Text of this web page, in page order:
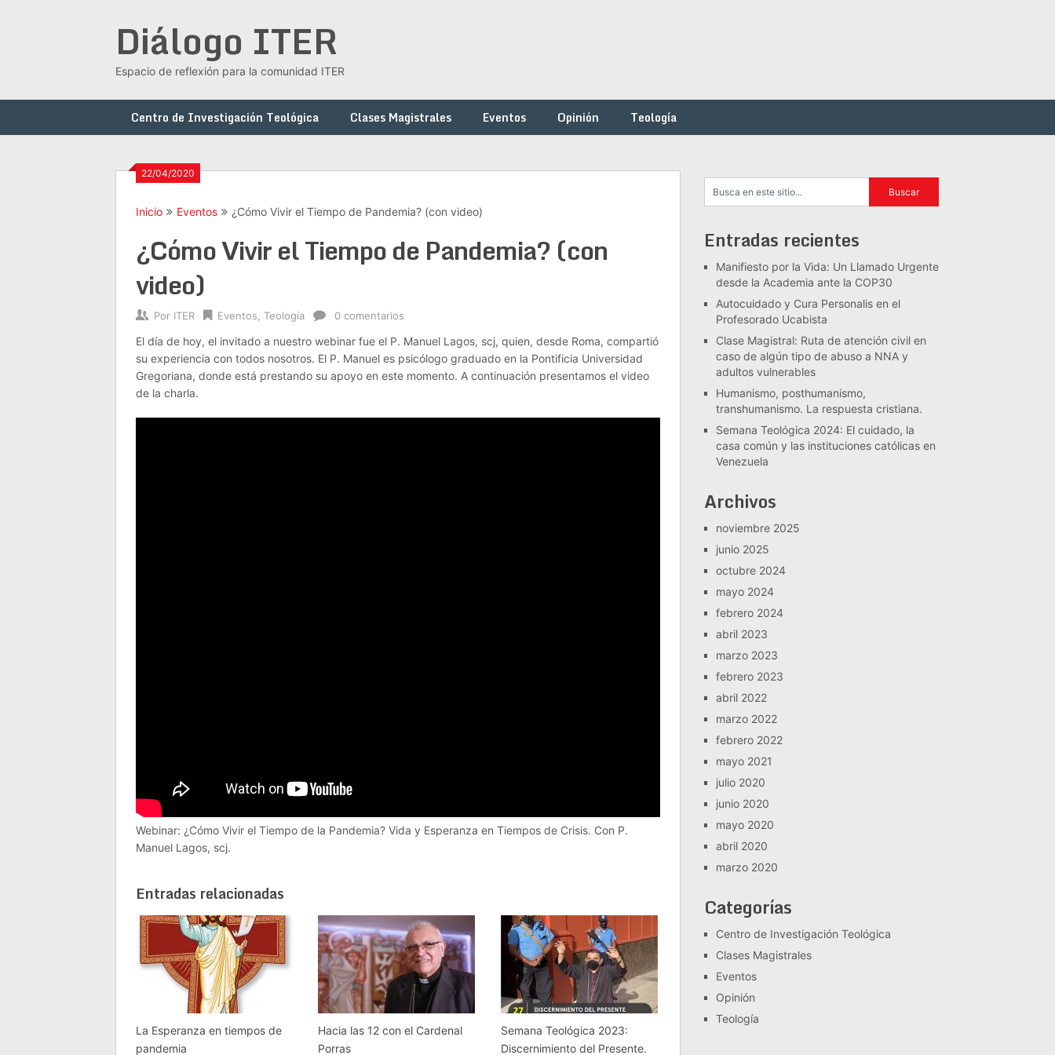
Diálogo ITER
Espacio de reflexión para la comunidad ITER
Centro de Investigación Teológica Clases Magistrales Eventos Opinión Teología
22/04/2020
Inicio Eventos ¿Cómo Vivir el Tiempo de Pandemia? (con video)
¿Cómo Vivir el Tiempo de Pandemia? (con
video)
Por ITER Eventos Teología 0 comentarios
El día de hoy, el invitado a nuestro webinar fue el P. Manuel Lagos, scj, quien, desde Roma, compartió
su experiencia con todos nosotros. El P. Manuel es psicólogo graduado en la Pontificia Universidad
Gregoriana, donde está prestando su apoyo en este momento. A continuación presentamos el video
de la charla.
Webinar: ¿Cómo Vivir el Tiempo de la Pandemia? Vida y Esperanza en Tiempos de Crisis. Con P.
Manuel Lagos, scj.
Entradas relacionadas
La Esperanza en tiempos de
pandemia
Hacia las 12 con el Cardenal
Porras
Semana Teológica 2023:
Discernimiento del Presente.
Entradas recientes
Manifiesto por la Vida: Un Llamado Urgente
desde la Academia ante la COP30
Autocuidado y Cura Personalis en el
Profesorado Ucabista
Clase Magistral: Ruta de atención civil en
caso de algún tipo de abuso a NNA y
adultos vulnerables
Humanismo, posthumanismo,
transhumanismo. La respuesta cristiana.
Semana Teológica 2024: El cuidado, la
casa común y las instituciones católicas en
Venezuela
Archivos
noviembre 2025
junio 2025
octubre 2024
mayo 2024
febrero 2024
abril 2023
marzo 2023
febrero 2023
abril 2022
marzo 2022
febrero 2022
mayo 2021
julio 2020
junio 2020
mayo 2020
abril 2020
marzo 2020
Categorías
Centro de Investigación Teológica
Clases Magistrales
Eventos
Opinión
Teología